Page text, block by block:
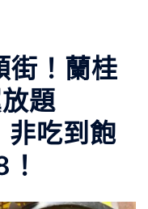
街！蘭桂
題
吃到飽